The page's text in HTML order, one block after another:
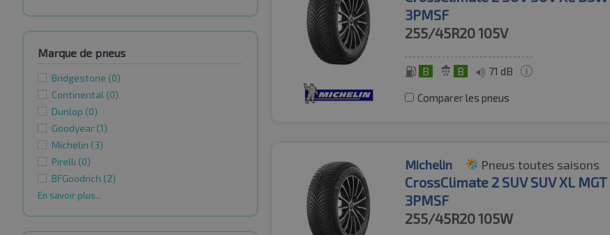
Marque de pneus
Bridgestone (0)
Continental (0)
Dunlop (0)
Goodyear (1)
Michelin (3)
Pirelli (0)
BFGoodrich (2)
En savoir plus...
3PMSF
255/45R20105V
B B 71 dB
Comparer les pneus
Michelin Pneus toutes saisons
CrossClimate 2 SUV SUV XL MGT
3PMSF
255/45R20105W